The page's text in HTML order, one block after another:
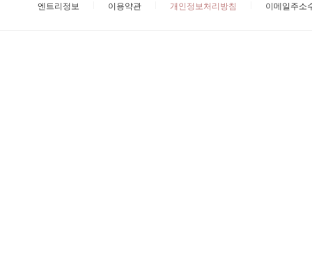
엔트리정보 이용약관 개인정보처리방침 이메일주소